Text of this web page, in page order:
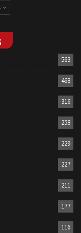
563
468
316
258
229
227
211
177
116